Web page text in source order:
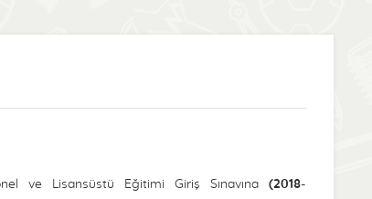
ve Lisansüstü Eğitimi Giriş Sınavına(2018-